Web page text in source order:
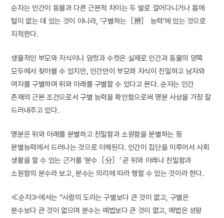
순자는 인간이 동물과 다른 근본적 차이는 두 발로 걸어다니거나 몸에
털이 없는 데 있는 것이 아니라, ‘구별하는［辨］ 능력’에 있는 것으로
지적한다.
생물적인 부모와 자식이나 암컷과 수컷은 실제로 인간과 동물의 양쪽
모두에서 찾아볼 수 있지만, 인간만이 부모와 자식이 친밀하고 남자와
여자를 구별하며 위와 아래를 구별할 수 있다고 본다. 순자는 인간
존재의 근본 조건으로서 구별 능력을 확인함으로써 명분 사상을 가장 잘
드러내주고 있다.
명분은 위와 아래를 분별하고 친밀함과 소원함을 분별하는 등
분별능력에서 드러나는 것으로 이해된다. 인간이 집단을 이루어서 사회
생활을 할 수 있는 근거를 ‘분수［分］’ 곧 위와 아래나 친밀함과
소원함의 분수라 보고, 분수는 의리에 따라 행할 수 있는 것이라 한다.
≪순자≫에서는 “사람의 도리는 구별보다 큰 것이 없고, 구별은
분수보다 큰 것이 없으며 분수는 예법보다 큰 것이 없고, 예법은 성왕